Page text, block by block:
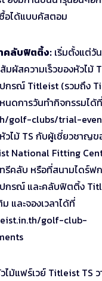
อได้แบบคัสตอม
คลับฟิตติ้ง: เริ่มตั้งแต่วั
ผัสความเร็วของหัวไม้
กรณ์ Titleist (รวมถึง
นดการวันทำกิจกรรมได้ที่
golf-clubs/trial-
วไม้ TS กับผู้เชี่ยวชาญ
National Fitting
คลับ หรือที่สนามไดร์ฟ
กรณ์ และคลับฟิตติ้ง
และจองเวลาได้ที่
golf-club-
ไม้แฟร์เวย์ Titleist TS